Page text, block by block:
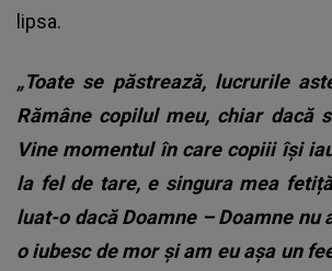
lipsa.
„Toate se păstrează, lucrurile
Rămâne copilul meu, chiar dacă
Vine momentul în care copiii își
la fel de tare, e singura mea
luat-o dacă Doamne – Doamne nu
o iubesc de mor și am eu așa un